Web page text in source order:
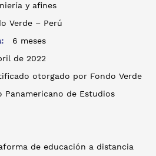
y afines
Verde – Perú
6 meses
de 2022
otorgado por Fondo Verde
Panamericano de Estudios
de educación a distancia